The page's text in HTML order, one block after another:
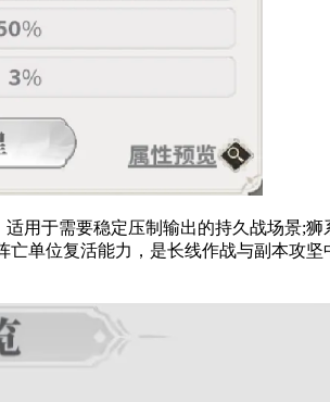
于需要稳定压制输出的持久战场景;狮
单位复活能力，是长线作战与副本攻